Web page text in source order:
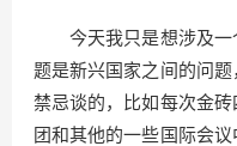
今天我只是想涉及一
题是新兴国家之间的问
禁忌谈的，比如每次金
团和其他的一些国际会